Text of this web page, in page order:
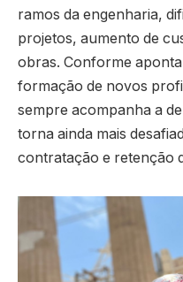
ramos da engenharia,
projetos, aumento de
obras. Conforme
formação de novos
sempre acompanha a
torna ainda mais
contratação e retenção